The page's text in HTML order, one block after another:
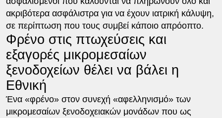
ακριβότερα ασφάλιστρα για να έχουν ιατρική κάλυψη,
σε περίπτωση που τους συμβεί κάποιο απρόοπτο.
Φρένο στις πτωχεύσεις και
εξαγορές μικρομεσαίων
ξενοδοχείων θέλει να βάλει η
Εθνική
Ένα «φρένο» στον συνεχή «αφελληνισμό» των
μικρομεσαίων ξενοδοχειακών μονάδων που ως